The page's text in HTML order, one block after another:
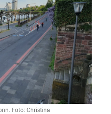
Foto: Christina